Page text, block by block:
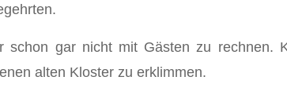
gar nicht mit Gästen zu rechnen.
alten Kloster zu erklimmen.